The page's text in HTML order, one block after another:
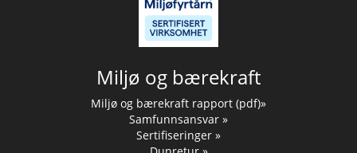
Miljø og bærekraft
Miljø og bærekraft rapport (pdf)»
Samfunnsansvar »
Sertifiseringer »